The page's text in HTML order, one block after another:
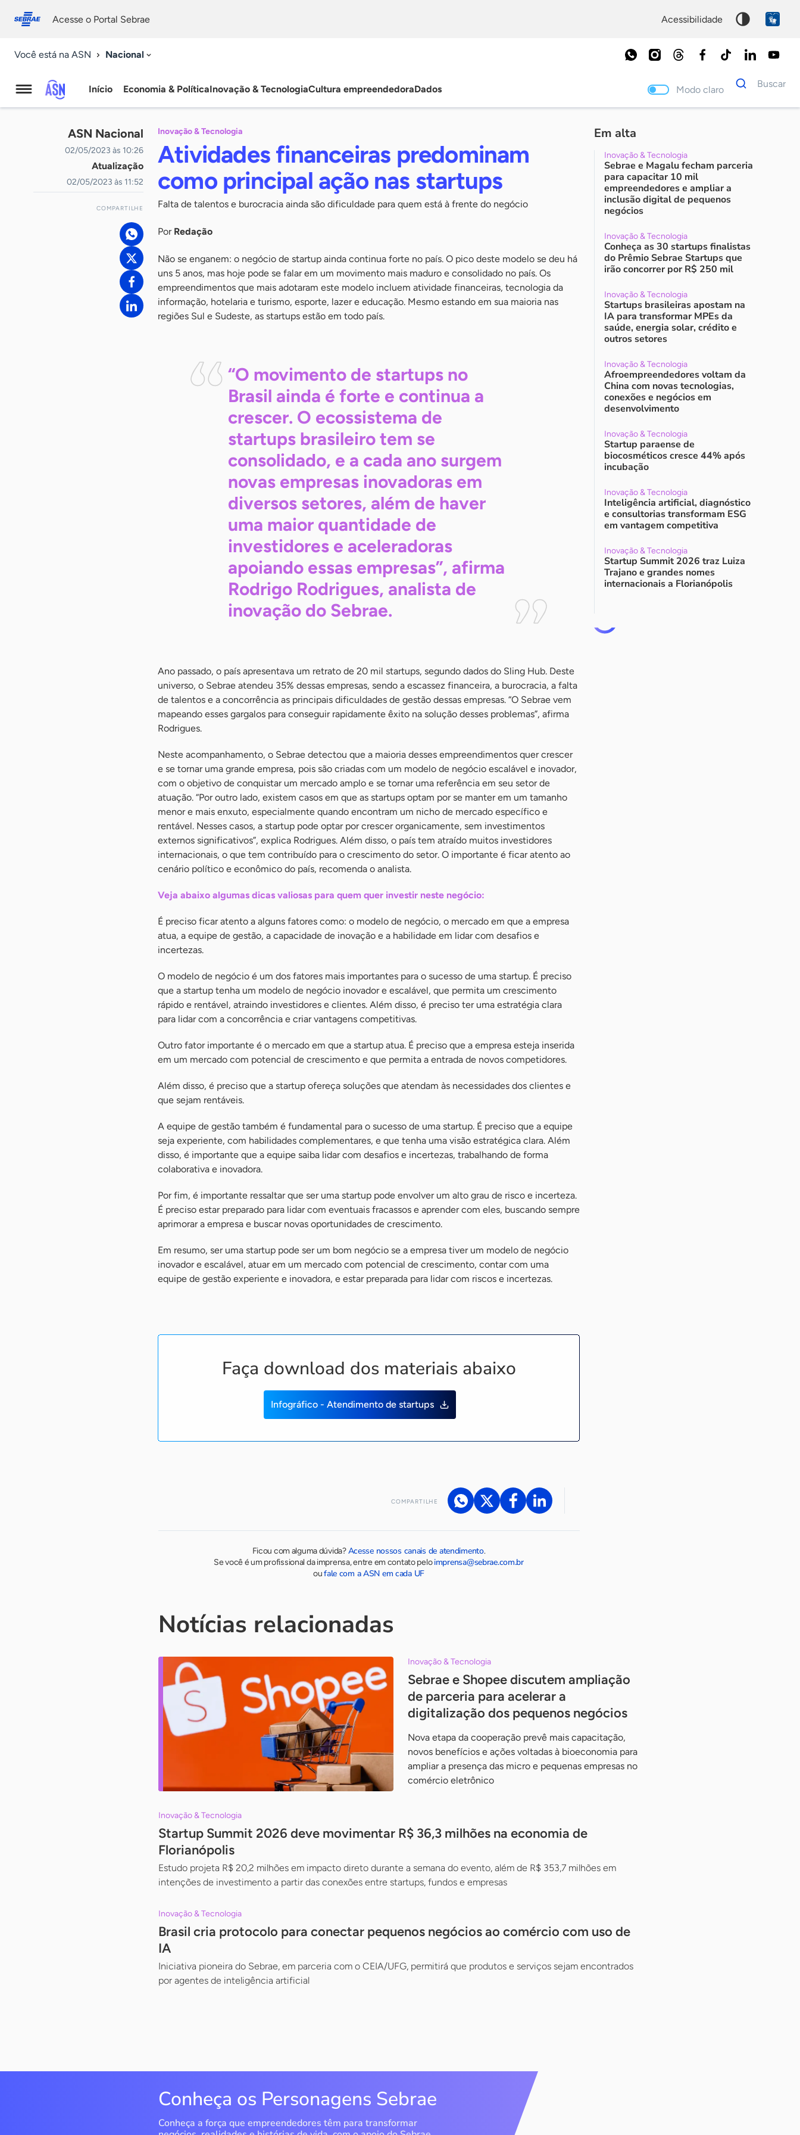
conosco
Acesse o Portal Sebrae acessibilidade
Você está na ASN Nacional
Agência
Sebrae
de
Notícias
Início Economia & PolíticaInovação & TecnologiaCultura empreendedoraDados Modo claro
Dados
para
Buscar
ASN Nacional
02/05/2023 às 10:26
Atualização
02/05/2023 às 11:52
COMPARTILHE
Inovação & Tecnologia
Atividades financeiras predominam
como principal ação nas startups
Falta de talentos e burocracia ainda são dificuldade para quem está à frente do negócio
Por Redação
Não se enganem: o negócio de startup ainda continua forte no país. O pico deste modelo se deu há
uns 5 anos, mas hoje pode se falar em um movimento mais maduro e consolidado no país. Os
empreendimentos que mais adotaram este modelo incluem atividade financeiras, tecnologia da
informação, hotelaria e turismo, esporte, lazer e educação. Mesmo estando em sua maioria nas
regiões Sul e Sudeste, as startups estão em todo país.
“O movimento de startups no
Brasil ainda é forte e continua a
crescer. O ecossistema de
startups brasileiro tem se
consolidado, e a cada ano surgem
novas empresas inovadoras em
diversos setores, além de haver
uma maior quantidade de
investidores e aceleradoras
apoiando essas empresas”, afirma
Rodrigo Rodrigues, analista de
inovação do Sebrae.
Ano passado, o país apresentava um retrato de 20 mil startups, segundo dados do Sling Hub. Deste
universo, o Sebrae atendeu 35% dessas empresas, sendo a escassez financeira, a burocracia, a falta
de talentos e a concorrência as principais dificuldades de gestão dessas empresas. “O Sebrae vem
mapeando esses gargalos para conseguir rapidamente êxito na solução desses problemas”, afirma
Rodrigues.
Neste acompanhamento, o Sebrae detectou que a maioria desses empreendimentos quer crescer
e se tornar uma grande empresa, pois são criadas com um modelo de negócio escalável e inovador,
com o objetivo de conquistar um mercado amplo e se tornar uma referência em seu setor de
atuação. “Por outro lado, existem casos em que as startups optam por se manter em um tamanho
menor e mais enxuto, especialmente quando encontram um nicho de mercado específico e
rentável. Nesses casos, a startup pode optar por crescer organicamente, sem investimentos
externos significativos”, explica Rodrigues. Além disso, o país tem atraído muitos investidores
internacionais, o que tem contribuído para o crescimento do setor. O importante é ficar atento ao
cenário político e econômico do país, recomenda o analista.
Veja abaixo algumas dicas valiosas para quem quer investir neste negócio:
É preciso ficar atento a alguns fatores como: o modelo de negócio, o mercado em que a empresa
atua, a equipe de gestão, a capacidade de inovação e a habilidade em lidar com desafios e
incertezas.
O modelo de negócio é um dos fatores mais importantes para o sucesso de uma startup. É preciso
que a startup tenha um modelo de negócio inovador e escalável, que permita um crescimento
rápido e rentável, atraindo investidores e clientes. Além disso, é preciso ter uma estratégia clara
para lidar com a concorrência e criar vantagens competitivas.
Outro fator importante é o mercado em que a startup atua. É preciso que a empresa esteja inserida
em um mercado com potencial de crescimento e que permita a entrada de novos competidores.
Além disso, é preciso que a startup ofereça soluções que atendam às necessidades dos clientes e
que sejam rentáveis.
A equipe de gestão também é fundamental para o sucesso de uma startup. É preciso que a equipe
seja experiente, com habilidades complementares, e que tenha uma visão estratégica clara. Além
disso, é importante que a equipe saiba lidar com desafios e incertezas, trabalhando de forma
colaborativa e inovadora.
Por fim, é importante ressaltar que ser uma startup pode envolver um alto grau de risco e incerteza.
É preciso estar preparado para lidar com eventuais fracassos e aprender com eles, buscando sempre
aprimorar a empresa e buscar novas oportunidades de crescimento.
Em resumo, ser uma startup pode ser um bom negócio se a empresa tiver um modelo de negócio
inovador e escalável, atuar em um mercado com potencial de crescimento, contar com uma
equipe de gestão experiente e inovadora, e estar preparada para lidar com riscos e incertezas.
Faça download dos materiais abaixo
Infográfico - Atendimento de startups
COMPARTILHE
Ficou com alguma dúvida?Acesse nossos canais de atendimento.
Se você é um profissional da imprensa, entre em contato peloimprensa@sebrae.com.br
oufale com a ASN em cada UF
Em alta
Inovação & Tecnologia
Sebrae e Magalu fecham parceria
para capacitar 10 mil
empreendedores e ampliar a
inclusão digital de pequenos
negócios
Inovação & Tecnologia
Conheça as 30 startups finalistas
do Prêmio Sebrae Startups que
irão concorrer por R$ 250 mil
Inovação & Tecnologia
Startups brasileiras apostam na
IA para transformar MPEs da
saúde, energia solar, crédito e
outros setores
Inovação & Tecnologia
Afroempreendedores voltam da
China com novas tecnologias,
conexões e negócios em
desenvolvimento
Inovação & Tecnologia
Startup paraense de
biocosméticos cresce 44% após
incubação
Inovação & Tecnologia
Inteligência artificial, diagnóstico
e consultorias transformam ESG
em vantagem competitiva
Inovação & Tecnologia
Startup Summit 2026 traz Luiza
Trajano e grandes nomes
internacionais a Florianópolis
Notícias relacionadas
Inovação & Tecnologia
Sebrae e Shopee discutem ampliação
de parceria para acelerar a
digitalização dos pequenos negócios
Nova etapa da cooperação prevê mais capacitação,
novos benefícios e ações voltadas à bioeconomia para
ampliar a presença das micro e pequenas empresas no
comércio eletrônico
Inovação & Tecnologia
Startup Summit 2026 deve movimentar R$ 36,3 milhões na economia de
Florianópolis
Estudo projeta R$ 20,2 milhões em impacto direto durante a semana do evento, além de R$ 353,7 milhões em
intenções de investimento a partir das conexões entre startups, fundos e empresas
Inovação & Tecnologia
Brasil cria protocolo para conectar pequenos negócios ao comércio com uso de
IA
Iniciativa pioneira do Sebrae, em parceria com o CEIA/UFG, permitirá que produtos e serviços sejam encontrados
por agentes de inteligência artificial
Conheça os Personagens Sebrae
Conheça a força que empreendedores têm para transformar